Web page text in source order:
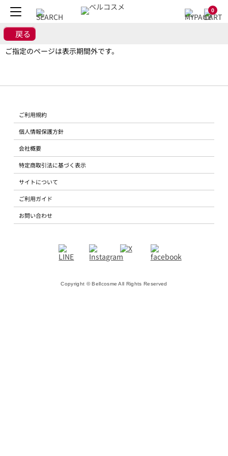
0
戻る
ご指定のページは表示期間外です。
ご利用規約
個人情報保護方針
会社概要
特定商取引法に基づく表示
サイトについて
ご利用ガイド
お問い合わせ
Copyright © Bellcosme All Rights Reserved